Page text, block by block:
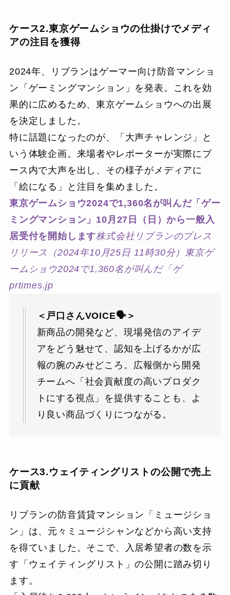
ケース2.東京ゲームショウの仕掛けでメディ
アの注目を獲得
2024年、リブランはゲーマー向け防音マンショ
ン「ゲーミングマンション」を発表。これを効
果的に広めるため、東京ゲームショウへの出展
を決定しました。
特に話題になったのが、「大声チャレンジ」と
いう体験企画。来場者やレポーターが実際にブ
ース内で大声を出し、その様子がメディアに
「絵になる」と注目を集めました。
東京ゲームショウ2024で1,360名が叫んだ「ゲー
ミングマンション」10月27日（日）から一般入
居受付を開始します株式会社リブランのプレス
リリース（2024年10月25日 11時30分）東京ゲ
ームショウ2024で1,360名が叫んだ「ゲ
prtimes.jp
＜戸口さんVOICE🗣＞
新商品の開発など、現場発信のアイデ
アをどう魅せて、認知を上げるかが広
報の腕のみせどころ。広報側から開発
チームへ「社会貢献度の高いプロダク
トにする視点」を提供することも、よ
り良い商品づくりにつながる。
ケース3.ウェイティングリストの公開で売上
に貢献
リブランの防音賃貸マンション「ミュージショ
ン」は、元々ミュージシャンなどから高い支持
を得ていました。そこで、入居希望者の数を示
す「ウェイティングリスト」の公開に踏み切り
ます。